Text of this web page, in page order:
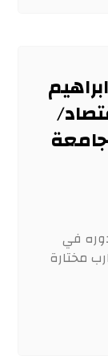
جامعة
في
مختارة